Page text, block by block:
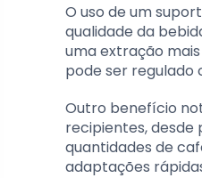
O uso de um
qualidade da
uma extração
pode ser regulado
Outro benefício
recipientes, desde
quantidades de
adaptações